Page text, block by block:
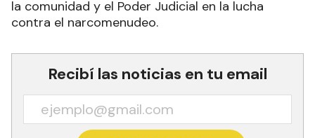
la comunidad y el Poder Judicial en la lucha
contra el narcomenudeo.
Recibí las noticias en tu email